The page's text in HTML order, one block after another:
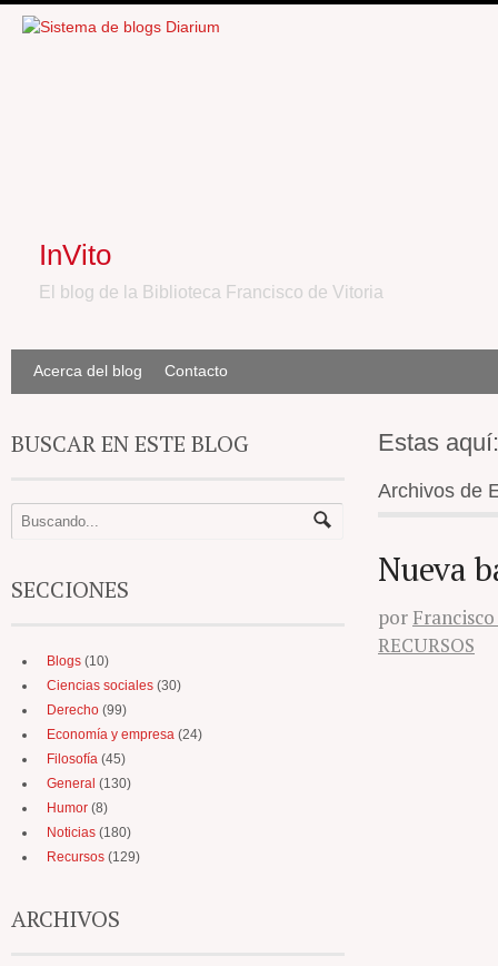
InVito
El blog de la Biblioteca Francisco de Vitoria
Acerca del blog Contacto
Estas aquí:
Archivos de
Nueva
por
RECURSOS
BUSCAR EN ESTE BLOG
SECCIONES
Blogs (10)
Ciencias sociales (30)
Derecho (99)
Economía y empresa (24)
Filosofía (45)
General (130)
Humor (8)
Noticias (180)
Recursos (129)
ARCHIVOS